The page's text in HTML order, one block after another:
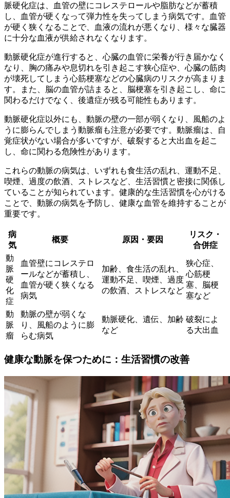
脈硬化症は、
血管の壁にコレステロールや脂肪などが蓄積
し、血管が硬くなって弾力性を失ってしまう病気です。血管
が硬く狭くなることで、血液の流れが悪くなり、様々な臓器
に十分な血液が供給されなくなります。
動脈硬化症が進行すると、心臓の血管に栄養が行き届かなく
なり、胸の痛みや息切れを引き起こす狭心症や、心臓の筋肉
が壊死してしまう心筋梗塞などの心臓病のリスクが高まりま
す。また、脳の血管が詰まると、脳梗塞を引き起こし、命に
関わるだけでなく、後遺症が残る可能性もあります。
動脈硬化症以外にも、動脈の壁の一部が弱くなり、風船のよ
うに膨らんでしまう動脈瘤も注意が必要です。動脈瘤は、
自
覚症状がない場合が多いですが、破裂すると大出血を起こ
し、命に関わる危険性があります。
これらの動脈の病気は、いずれも食生活の乱れ、運動不足、
喫煙、過度の飲酒、ストレスなど、生活習慣と密接に関係し
ていることが知られています。健康的な生活習慣を心がける
ことで、動脈の病気を予防し、健康な血管を維持することが
重要です。
病
気
概要 原因・要因
リスク・
合併症
動
脈
硬
化
症
血管壁にコレステロ
ールなどが蓄積し、
血管が硬く狭くなる
病気
加齢、食生活の乱れ、
運動不足、喫煙、過度
の飲酒、ストレスなど
狭心症、
心筋梗
塞、脳梗
塞など
動
脈
瘤
動脈の壁が弱くな
り、風船のように膨
らむ病気
動脈硬化、遺伝、加齢
など
破裂によ
る大出血
健康な動脈を保つために：生活習慣の改善